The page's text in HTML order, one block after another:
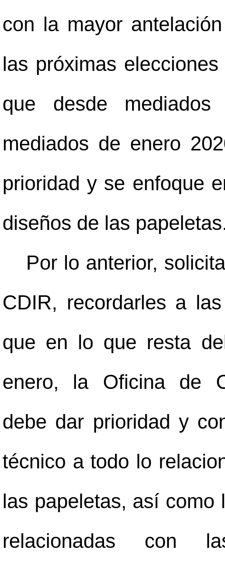
con la mayor
las próximas
que desde
mediados de enero
prioridad y se enfoque
diseños de las
Por lo anterior,
CDIR, recordarles a
que en lo que resta
enero, la Oficina de
debe dar prioridad y
técnico a todo lo
las papeletas, así como
relacionadas con